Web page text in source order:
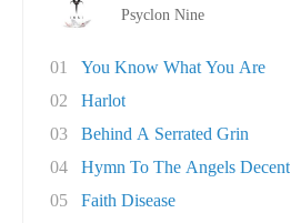
Psyclon Nine
01
You Know What You Are
02
Harlot
03
Behind A Serrated Grin
04
Hymn To The Angels Decent
05
Faith Disease